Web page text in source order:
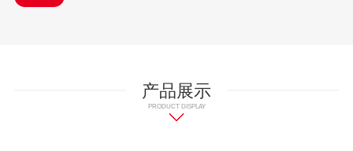
产品展示
PRODUCT DISPLAY